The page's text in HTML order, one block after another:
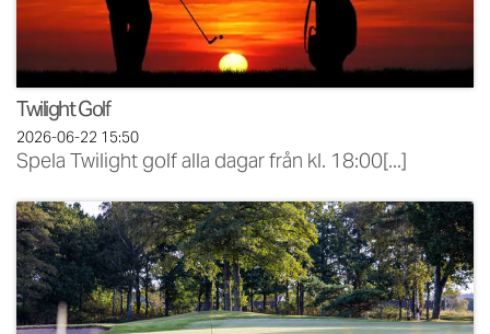
Twilight Golf
2026-06-2215:50
Spela Twilight golf alla dagar från kl. 18:00[...]